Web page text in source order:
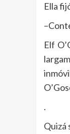
Ella
Elf
.
Quizá